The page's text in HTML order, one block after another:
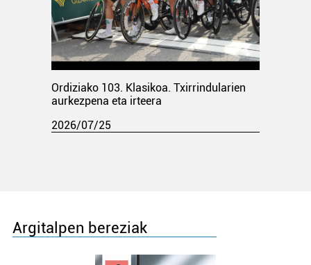
Ordiziako 103. Klasikoa. Txirrindularien
aurkezpena eta irteera
2026/07/25
Argitalpen bereziak